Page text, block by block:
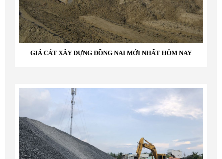
GIÁ CÁT XÂY DỰNG ĐỒNG NAI MỚI NHẤT HÔM NAY